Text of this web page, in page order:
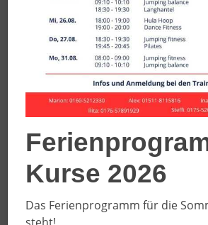
Wir trainieren gemeinsam
regelmäßig, um fit für die Liga zu
Kurse 2026
Das Ferienprogramm für die